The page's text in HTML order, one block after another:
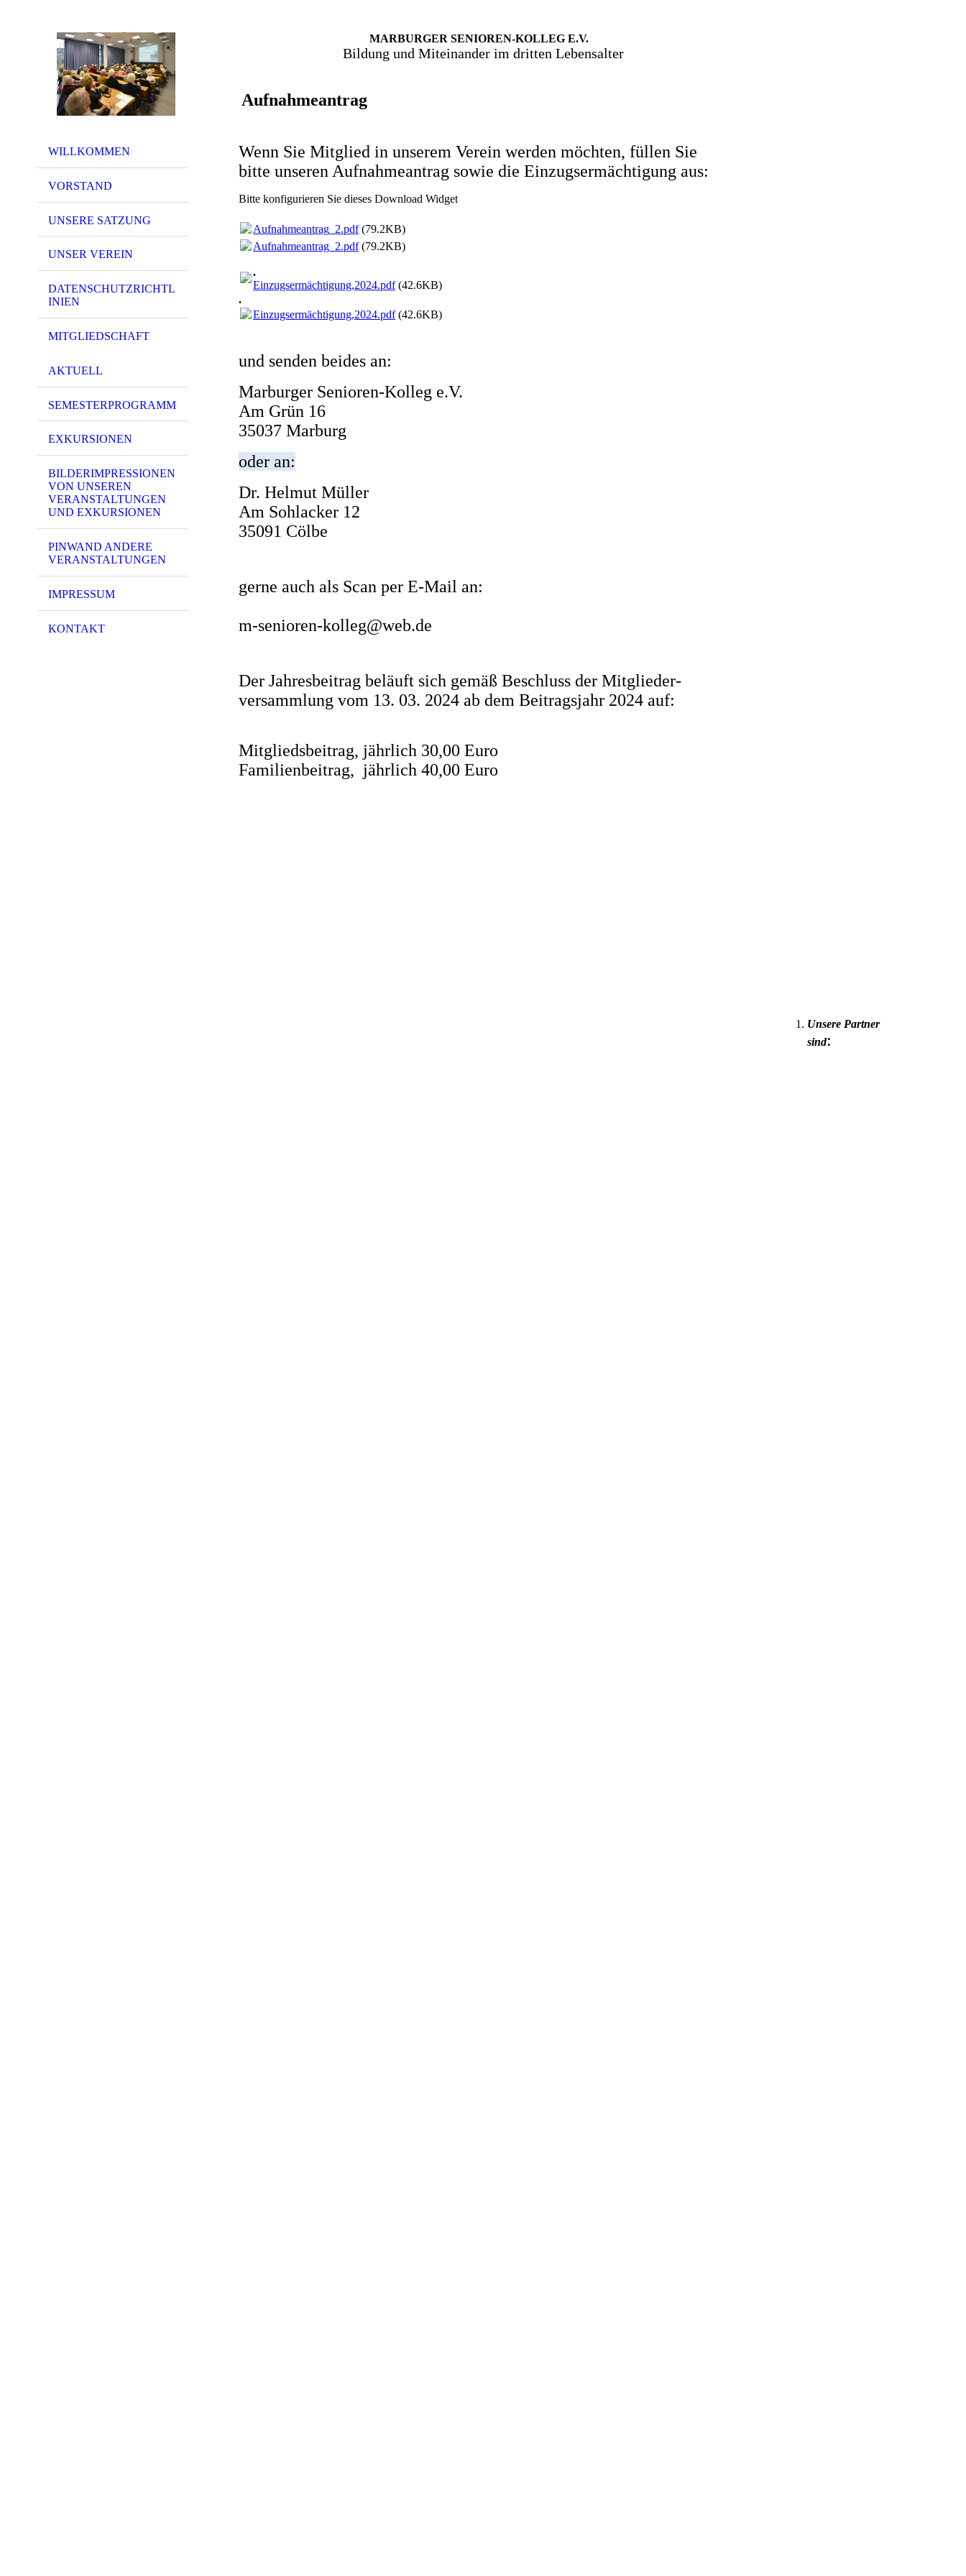
WILLKOMMEN
VORSTAND
UNSERE SATZUNG
UNSER VEREIN
DATENSCHUTZRICHTL
INIEN
MITGLIEDSCHAFT
AKTUELL
SEMESTERPROGRAMM
EXKURSIONEN
BILDERIMPRESSIONEN
VON UNSEREN
VERANSTALTUNGEN
UND EXKURSIONEN
PINWAND ANDERE
VERANSTALTUNGEN
IMPRESSUM
KONTAKT
MARBURGER SENIOREN-KOLLEG E.V.
Bildung und Miteinander im dritten Lebensalter
Aufnahmeantrag
Wenn Sie Mitglied in unserem Verein werden möchten, füllen Sie
bitte unseren Aufnahmeantrag sowie die Einzugsermächtigung aus:
Bitte konfigurieren Sie dieses Download Widget
Aufnahmeantrag_2.pdf(79.2KB)
Aufnahmeantrag_2.pdf(79.2KB)
.
Einzugsermächtigung,2024.pdf(42.6KB)
.
Einzugsermächtigung,2024.pdf(42.6KB)
und senden beides an:
Marburger Senioren-Kolleg e.V.
Am Grün 16
35037 Marburg
oder an:
Dr. Helmut Müller
Am Sohlacker 12
35091 Cölbe
gerne auch als Scan per E-Mail an:
m-senioren-kolleg@web.de
Der Jahresbeitrag beläuft sich gemäß Beschluss der Mitglieder-
versammlung vom 13. 03. 2024 ab dem Beitragsjahr 2024 auf:
Mitgliedsbeitrag, jährlich 30,00 Euro
Familienbeitrag, jährlich 40,00 Euro
Unsere Partner
sind: